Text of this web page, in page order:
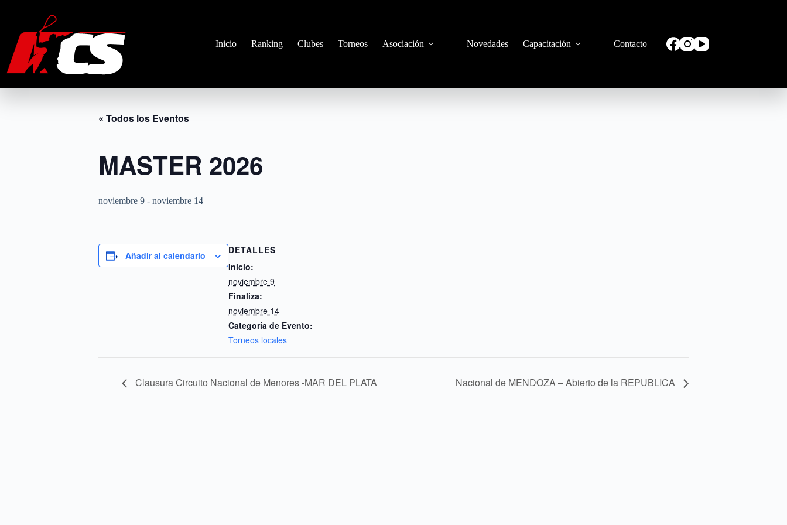
Inicio
Ranking Clubes Torneos Asociación Novedades Capacitación Contacto
« Todos los Eventos
MASTER 2026
noviembre 9 - noviembre 14
Añadir al calendario
DETALLES
Inicio:
noviembre 9
Finaliza:
noviembre 14
Categoría de Evento:
Torneos locales
Clausura Circuito Nacional de Menores -MAR DEL PLATA Nacional de MENDOZA – Abierto de la REPUBLICA